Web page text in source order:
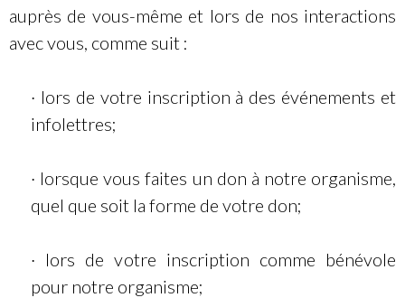
auprès de vous-même et lors de nos interactions
avec vous, comme suit :
· lors de votre inscription à des événements et
infolettres;
· lorsque vous faites un don à notre organisme,
quel que soit la forme de votre don;
· lors de votre inscription comme bénévole
pour notre organisme;